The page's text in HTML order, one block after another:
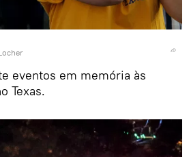
eventos em memória às
Texas.